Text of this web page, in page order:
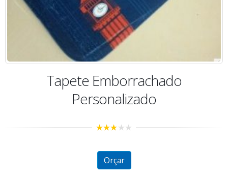
Tapete Emborrachado
Personalizado
Orçar